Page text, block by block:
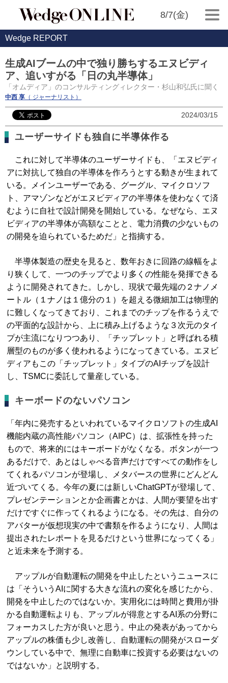
8/7(金)
Wedge REPORT
生成AIブームの中で独り勝ちするエヌビディ
ア、追いすがる「日の丸半導体」
「オムディア」のコンサルティングィレクター・杉山和弘氏に聞く
中西 享 （ ジャーナリスト）
2024/03/15
ユーザーサイドも独自に半導体作る
これに対して半導体のユーザーサイドも、「エヌビディ
アに対抗して独自の半導体を作ろうとする動きが生まれて
いる。メインユーザーである、グーグル、マイクロソフ
ト、アマゾンなどがエヌビディアの半導体を使わなくて済
むように自社で設計開発を開始している。なぜなら、エヌ
ビディアの半導体が高額なことと、電力消費の少ないもの
の開発を迫られているためだ」と指摘する。
半導体製造の歴史を見ると、数年おきに回路の線幅をよ
り狭くして、一つのチップでより多くの性能を発揮できる
ように開発されてきた。しかし、現状で最先端の２ナノメ
ートル（１ナノは１億分の１）を超える微細加工は物理的
に難しくなってきており、これまでのチップを作るうえで
の平面的な設計から、上に積み上げるような３次元のタイ
プが主流になりつつあり、「チップレット」と呼ばれる積
層型のものが多く使われるようになってきている。エヌビ
ディアもこの「チップレット」タイプのAIチップを設計
し、TSMCに委託して量産している。
キーボードのないパソコン
「年内に発売するといわれているマイクロソフトの生成AI
機能内蔵の高性能パソコン（AIPC）は、拡張性を持った
もので、将来的にはキーボードがなくなる。ボタンが一つ
あるだけで、あとはしゃべる音声だけですべての動作をし
てくれるパソコンが登場し、メタバースの世界にどんどん
近づいてくる。今年の夏には新しいChatGPTが登場して、
プレゼンテーションとか企画書とかは、人間が要望を出す
だけですぐに作ってくれるようになる。その先は、自分の
アバターが仮想現実の中で書類を作るようになり、人間は
提出されたレポートを見るだけという世界になってくる」
と近未来を予測する。
アップルが自動運転の開発を中止したというニュースに
は「そういうAIに関する大きな流れの変化を感じたから、
開発を中止したのではないか。実用化には時間と費用が掛
かる自動運転よりも、アップルが得意とするAI系の分野に
フォーカスした方が良いと思う。中止の発表があってから
アップルの株価も少し改善し、自動運転の開発がスローダ
ウンしている中で、無理に自動車に投資する必要はないの
ではないか」と説明する。